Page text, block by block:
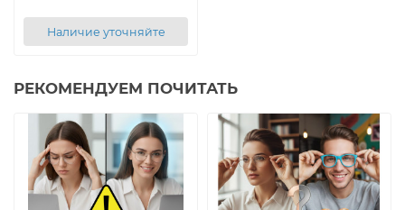
Наличие уточняйте
РЕКОМЕНДУЕМ ПОЧИТАТЬ